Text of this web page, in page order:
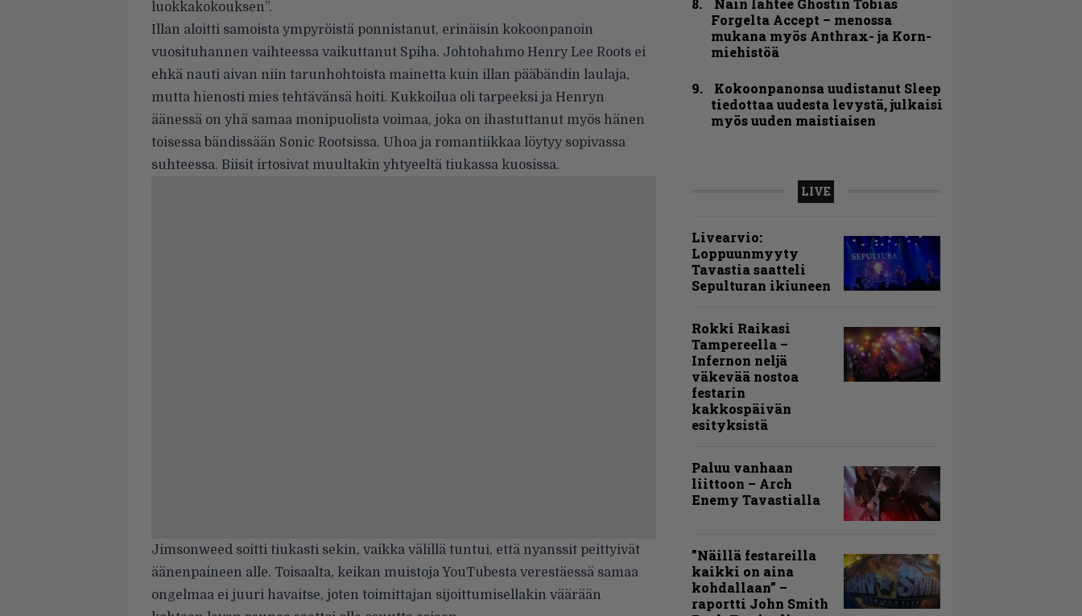
luokkakokouksen”.
Illan aloitti samoista ympyröistä ponnistanut, erinäisin kokoonpanoin
vuosituhannen vaihteessa vaikuttanut Spiha. Johtohahmo Henry Lee Roots ei
ehkä nauti aivan niin tarunhohtoista mainetta kuin illan pääbändin laulaja,
mutta hienosti mies tehtävänsä hoiti. Kukkoilua oli tarpeeksi ja Henryn
äänessä on yhä samaa monipuolista voimaa, joka on ihastuttanut myös hänen
toisessa bändissään Sonic Rootsissa. Uhoa ja romantiikkaa löytyy sopivassa
suhteessa. Biisit irtosivat muultakin yhtyeeltä tiukassa kuosissa.
Jimsonweed soitti tiukasti sekin, vaikka välillä tuntui, että nyanssit peittyivät
äänenpaineen alle. Toisaalta, keikan muistoja YouTubesta verestäessä samaa
ongelmaa ei juuri havaitse, joten toimittajan sijoittumisellakin väärään
Näin lähtee Ghostin Tobias
Forgelta Accept – menossa
mukana myös Anthrax- ja Korn-
miehistöä
Kokoonpanonsa uudistanut Sleep
tiedottaa uudesta levystä, julkaisi
myös uuden maistiaisen
LIVE
Livearvio:
Loppuunmyyty
Tavastia saatteli
Sepulturan ikiuneen
Rokki Raikasi
Tampereella –
Infernon neljä
väkevää nostoa
festarin
kakkospäivän
esityksistä
Paluu vanhaan
liittoon – Arch
Enemy Tavastialla
”Näillä festareilla
kaikki on aina
kohdallaan” –
raportti John Smith